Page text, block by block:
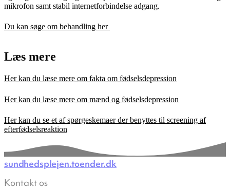
mikrofon samt stabil internetforbindelse adgang.
Du kan søge om behandling her
Læs mere
Her kan du læse mere om fakta om fødselsdepression
Her kan du læse mere om mænd og fødselsdepression
Her kan du se et af spørgeskemaer der benyttes til screening af
efterfødselsreaktion
sundhedsplejen.toender.dk
Kontakt os